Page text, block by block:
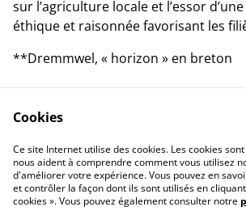
sur l’agriculture locale et l’essor
éthique et raisonnée favorisant les
**Dremmwel, « horizon » en breton
contacts
Politique de
confidentialité
Politique
Cookies
Ce site Internet utilise des cookies. Les cookies
nous aident à comprendre comment vous utilisez
d'améliorer votre expérience. Vous pouvez en
et contrôler la façon dont ils sont utilisés en
cookies ». Vous pouvez également consulter notre